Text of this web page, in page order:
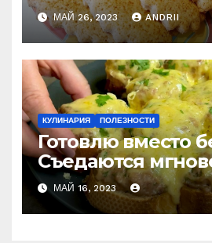
Рецепт моего
детства
МАЙ 26, 2023 ANDRII
КУЛИНАРИЯ ПОЛЕЗНОСТИ
Готовлю вместо
Съедаются
даже остыть не
МАЙ 16, 2023